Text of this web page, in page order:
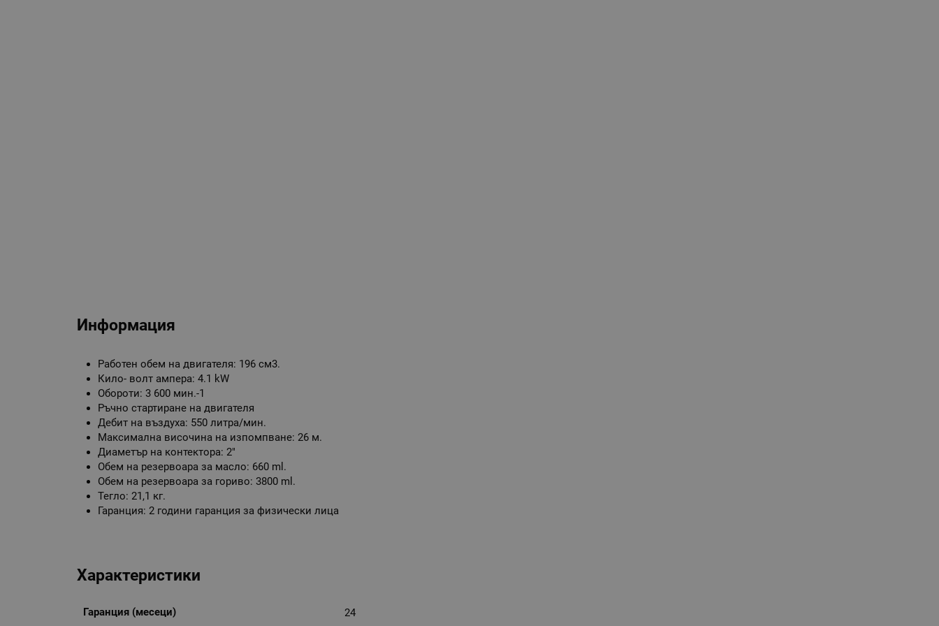
Информация
Работен обем на двигателя: 196 см3.
Кило- волт ампера: 4.1 kW
Обороти: 3 600 мин.-1
Ръчно стартиране на двигателя
Дебит на въздуха: 550 литра/мин.
Максимална височина на изпомпване: 26 м.
Диаметър на контектора: 2"
Обем на резервоара за масло: 660 ml.
Обем на резервоара за гориво: 3800 ml.
Тегло: 21,1 кг.
Гаранция: 2 години гаранция за физически лица
Характеристики
Гаранция (месеци) 24